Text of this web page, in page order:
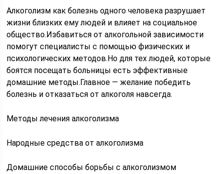
Алкоголизм как болезнь одного человека разрушает
жизни близких ему людей и влияет на социальное
общество.Избавиться от алкогольной зависимости
помогут специалисты с помощью физических и
психологических методов.Но для тех людей, которые
боятся посещать больницы есть эффективные
домашние методы.Главное — желание победить
болезнь и отказаться от алкоголя навсегда.
Методы лечения алкоголизма
Народные средства от алкоголизма
Домашние способы борьбы с алкоголизмом